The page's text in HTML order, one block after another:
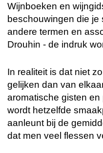
Wijnboeken en
beschouwingen die je
andere termen en
Drouhin - de indruk
In realiteit is dat niet
gelijken dan van
aromatische gisten
wordt hetzelfde
aanleunt bij de
dat men veel flessen